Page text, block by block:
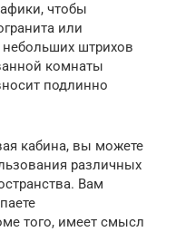
чтобы
или
штрихов
комнаты
подлинно
кабина, вы можете
различных
Вам
того, имеет смысл